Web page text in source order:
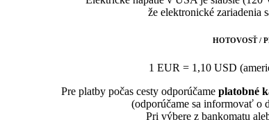
že elektronické zariadenia
HOTOVOSŤ /
1 EUR = 1,10 USD
Pre platby počas cesty odporúčame platobné
(odporúčame sa informovať o
Pri výbere z bankomatu